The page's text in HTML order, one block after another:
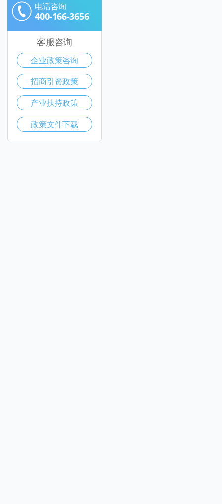
电话咨询
400-166-3656
客服咨询
企业政策咨询
招商引资政策
产业扶持政策
政策文件下载